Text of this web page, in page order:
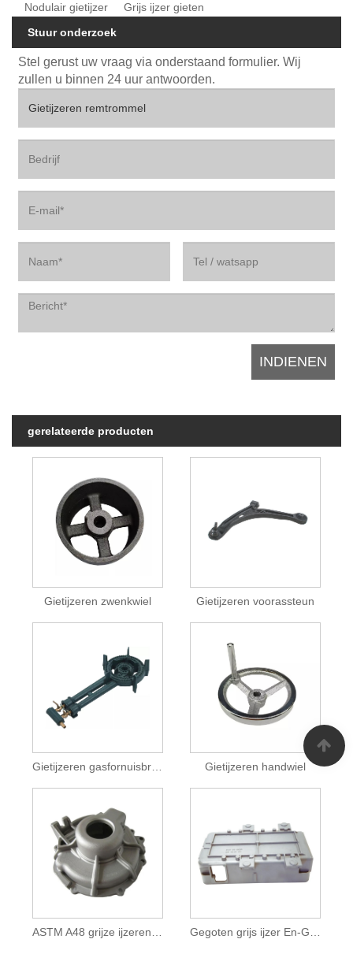
Nodulair gietijzer
Grijs ijzer gieten
Stuur onderzoek
Stel gerust uw vraag via onderstaand formulier. Wij
zullen u binnen 24 uur antwoorden.
gerelateerde producten
Gietijzeren zwenkwiel Gietijzeren voorassteun
Gietijzeren gasfornuisbrander Gietijzeren handwiel